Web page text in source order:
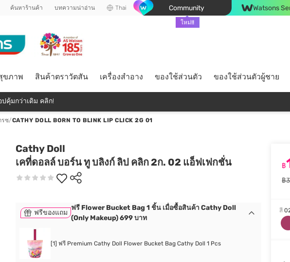
ค้นหาร้านค้า บทความน่าอ่าน Thai Community
ใหม่!!
Watsons
ขภาพ สินค้าตราวัตสัน เครื่องสำอาง ของใช้ส่วนตัว ของใช้ส่วนตัวผู้ชาย
คุ้มกว่าเดิม คลิก!
รซ/CATHY DOLL BORN TO BLINK LIP CLICK 2G 01
Cathy Doll
เคที่ดอลล์ บอร์น ทู บลิงก์ ลิป คลิก 2ก. 02 แอ็ฟเฟกชั่น
฿
฿
สี
ฟรีของแถม
ฟรี Flower Bucket Bag 1 ชิ้น เมื่อซื้อสินค้า Cathy Doll
(Only Makeup) 699 บาท
[1] ฟรี Premium Cathy Doll Flower Bucket Bag Cathy Doll 1 Pcs